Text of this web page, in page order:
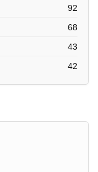
92
68
43
42